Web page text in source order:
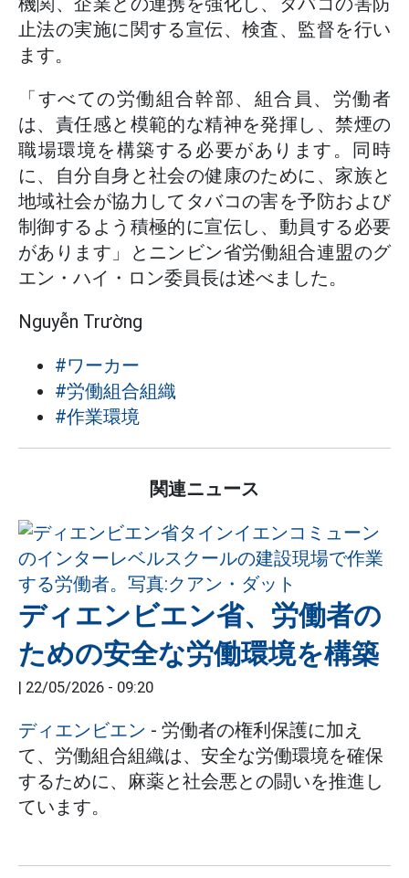
止法の実施に関する宣伝、検査、監督を行い
ます。
「すべての労働組合幹部、組合員、労働者
は、責任感と模範的な精神を発揮し、禁煙の
職場環境を構築する必要があります。同時
に、自分自身と社会の健康のために、家族と
地域社会が協力してタバコの害を予防および
制御するよう積極的に宣伝し、動員する必要
があります」とニンビン省労働組合連盟のグ
エン・ハイ・ロン委員長は述べました。
Nguyễn Trường
#ワーカー
#労働組合組織
#作業環境
関連ニュース
ディエンビエン省、労働者の
ための安全な労働環境を構築
| 22/05/2026 - 09:20
ディエンビエン - 労働者の権利保護に加え
て、労働組合組織は、安全な労働環境を確保
するために、麻薬と社会悪との闘いを推進し
ています。